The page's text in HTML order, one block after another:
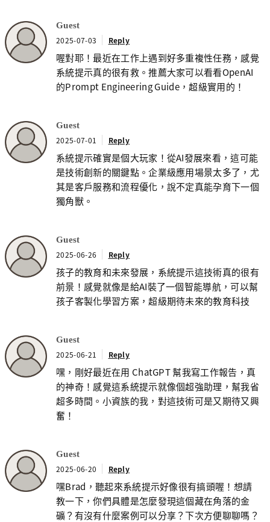
Guest
2025-07-03 Reply
喔對耶！最近在工作上遇到好多重複性任務，感覺
系統提示真的很有救。推薦大家可以看看OpenAI
的Prompt Engineering Guide，超級實用的！
Guest
2025-07-01 Reply
系統提示確實是個大玩家！從AI發展來看，這可能
是技術創新的關鍵點。企業級應用場景太多了，尤
其是客戶服務和流程優化，說不定真能孕育下一個
獨角獸。
Guest
2025-06-26 Reply
孩子的教育和未來發展，系統提示這技術真的很有
前景！感覺就像是給AI裝了一個智能導航，可以幫
孩子客製化學習方案，超級期待未來的教育科技
Guest
2025-06-21 Reply
嘿，剛好最近在用 ChatGPT 幫我寫工作報告，真
的神奇！感覺這系統提示就像個超強助理，幫我省
超多時間。小資族的我，對這技術可是又期待又興
奮！
Guest
2025-06-20 Reply
嘿Brad，聽起來系統提示好像很有搞頭喔！想請
教一下，你們具體是怎麼發現這個藏在角落的金
礦？有沒有什麼案例可以分享？下次方便聊聊嗎？